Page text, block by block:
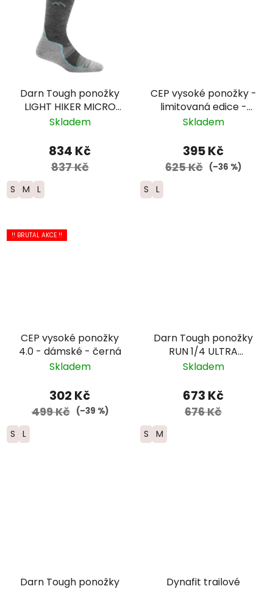
Darn Tough ponožky
LIGHT HIKER MICRO
CREW Lightweight
šedé
Skladem
834 Kč
837 Kč
S M L
CEP vysoké ponožky -
limitovaná edice -
dámské - černá/
Skladem
395 Kč
625 Kč (–36 %)
S L
!! BRUTAL AKCE !!
CEP vysoké ponožky
4.0 - dámské - černá
Skladem
302 Kč
499 Kč (–39 %)
S L
Darn Tough ponožky
RUN 1/4 ULTRA
Lightweight s
modré
Skladem
673 Kč
676 Kč
S M
Darn Tough ponožky
Dynafit trailové